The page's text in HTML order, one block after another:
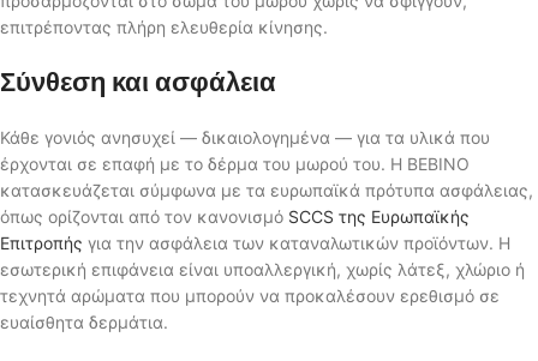
επιτρέποντας πλήρη ελευθερία κίνησης.
Σύνθεση και ασφάλεια
Κάθε γονιός ανησυχεί — δικαιολογημένα — για τα υλικά που
έρχονται σε επαφή με το δέρμα του μωρού του. Η BEBINO
κατασκευάζεται σύμφωνα με τα ευρωπαϊκά πρότυπα ασφάλειας,
όπως ορίζονται από τον κανονισμό SCCS της Ευρωπαϊκής
Επιτροπής για την ασφάλεια των καταναλωτικών προϊόντων. Η
εσωτερική επιφάνεια είναι υποαλλεργική, χωρίς λάτεξ, χλώριο ή
τεχνητά αρώματα που μπορούν να προκαλέσουν ερεθισμό σε
ευαίσθητα δερμάτια.